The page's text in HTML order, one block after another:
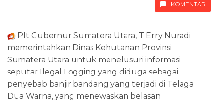
KOMENTAR
Plt Gubernur Sumatera Utara, T Erry Nuradi
memerintahkan Dinas Kehutanan Provinsi
Sumatera Utara untuk menelusuri informasi
seputar Ilegal Logging yang diduga sebagai
penyebab banjir bandang yang terjadi di Telaga
Dua Warna, yang menewaskan belasan